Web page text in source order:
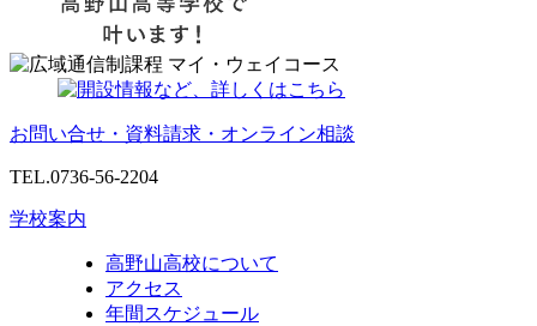
お問い合せ・資料請求・オンライン相談
TEL.0736-56-2204
学校案内
高野山高校について
アクセス
年間スケジュール